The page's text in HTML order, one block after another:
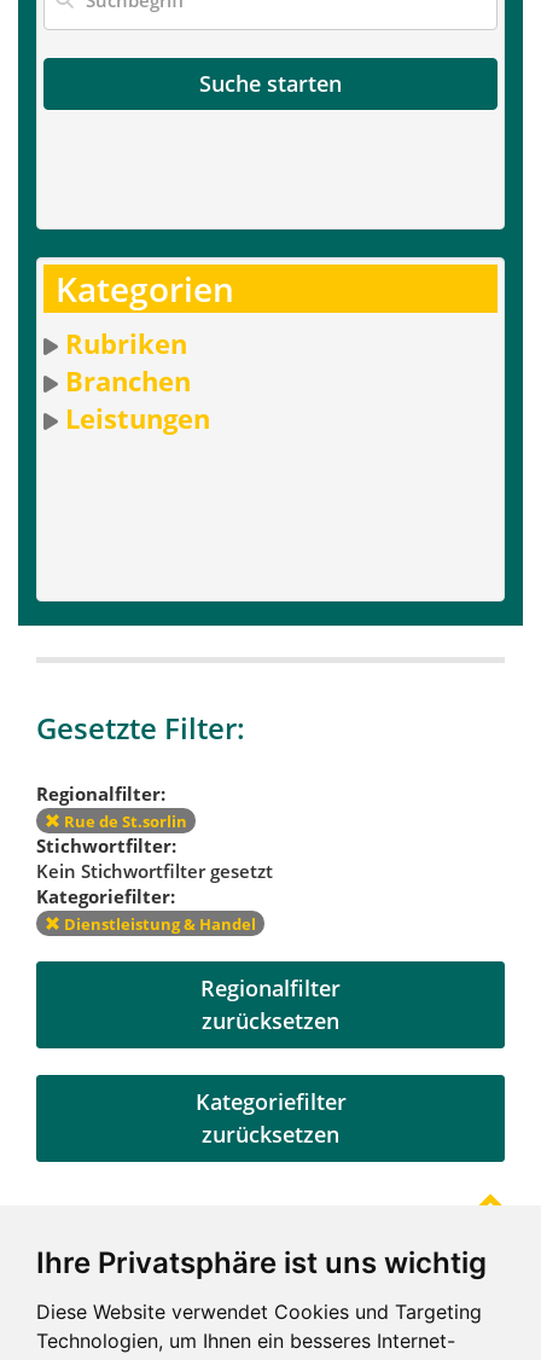
Ihre Privatsphäre ist uns wichtig
Diese Website verwendet Cookies und Targeting
Technologien, um Ihnen ein besseres Internet-
Suche starten
Kategorien
Rubriken
Branchen
Leistungen
Gesetzte Filter:
Regionalfilter:
Rue de St.sorlin
Stichwortfilter:
Kein Stichwortfilter gesetzt
Kategoriefilter:
Dienstleistung & Handel
Regionalfilter
zurücksetzen
Kategoriefilter
zurücksetzen
Referenzen